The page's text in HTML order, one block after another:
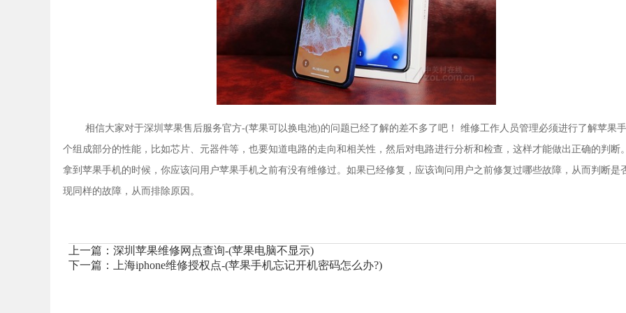
相信大家对于深圳苹果售后服务官方-(苹果可以换电池)的问题已经了解的差不多了吧！ 维修工作人员管理必须进行了解苹果
个组成部分的性能，比如芯片、元器件等，也要知道电路的走向和相关性，然后对电路进行分析和检查，这样才能做出正确的判断
拿到苹果手机的时候，你应该问用户苹果手机之前有没有维修过。如果已经修复，应该询问用户之前修复过哪些故障，从而判断是
现同样的故障，从而排除原因。
上一篇：深圳苹果维修网点查询-(苹果电脑不显示)
下一篇：
上海iphone维修授权点-(苹果手机忘记开机密码怎么办?)